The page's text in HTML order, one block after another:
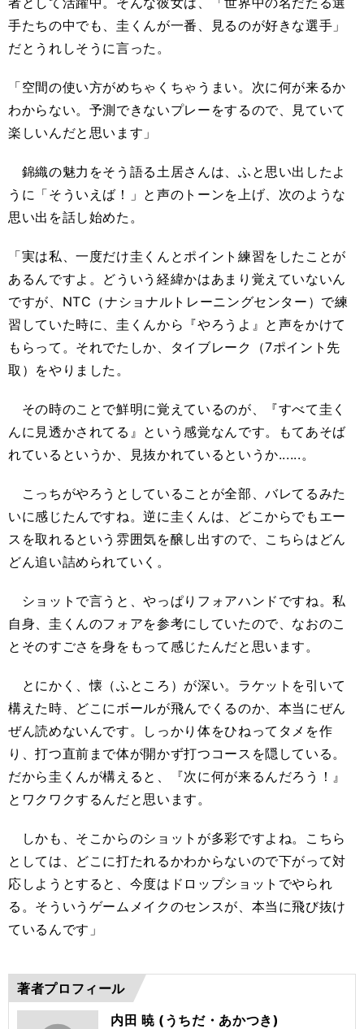
手たちの中でも、圭くんが一番、見るのが好きな選手」
だとうれしそうに言った。
「空間の使い方がめちゃくちゃうまい。次に何が来るか
わからない。予測できないプレーをするので、見ていて
楽しいんだと思います」
錦織の魅力をそう語る土居さんは、ふと思い出したよ
うに「そういえば！」と声のトーンを上げ、次のような
思い出を話し始めた。
「実は私、一度だけ圭くんとポイント練習をしたことが
あるんですよ。どういう経緯かはあまり覚えていないん
ですが、NTC（ナショナルトレーニングセンター）で練
習していた時に、圭くんから『やろうよ』と声をかけて
もらって。それでたしか、タイブレーク（7ポイント先
取）をやりました。
その時のことで鮮明に覚えているのが、『すべて圭く
んに見透かされてる』という感覚なんです。もてあそば
れているというか、見抜かれているというか......。
こっちがやろうとしていることが全部、バレてるみた
いに感じたんですね。逆に圭くんは、どこからでもエー
スを取れるという雰囲気を醸し出すので、こちらはどん
どん追い詰められていく。
ショットで言うと、やっぱりフォアハンドですね。私
自身、圭くんのフォアを参考にしていたので、なおのこ
とそのすごさを身をもって感じたんだと思います。
とにかく、懐（ふところ）が深い。ラケットを引いて
構えた時、どこにボールが飛んでくるのか、本当にぜん
ぜん読めないんです。しっかり体をひねってタメを作
り、打つ直前まで体が開かず打つコースを隠している。
だから圭くんが構えると、『次に何が来るんだろう！』
とワクワクするんだと思います。
しかも、そこからのショットが多彩ですよね。こちら
としては、どこに打たれるかわからないので下がって対
応しようとすると、今度はドロップショットでやられ
る。そういうゲームメイクのセンスが、本当に飛び抜け
ているんです」
著者プロフィール
内田 暁 (うちだ・あかつき)